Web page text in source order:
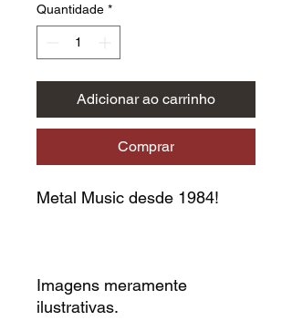
Quantidade *
Adicionar ao carrinho
Comprar
Metal Music desde 1984!
Imagens meramente
ilustrativas.